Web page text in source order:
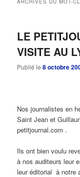
ARCHIVES DU MOT-
LE
VISITE AU
Publié le8 octobre
Nos journalistes en
Saint Jean et
petitjournal.com .
Ils ont bien voulu
à nos auditeurs leur
leur éditorial à notre